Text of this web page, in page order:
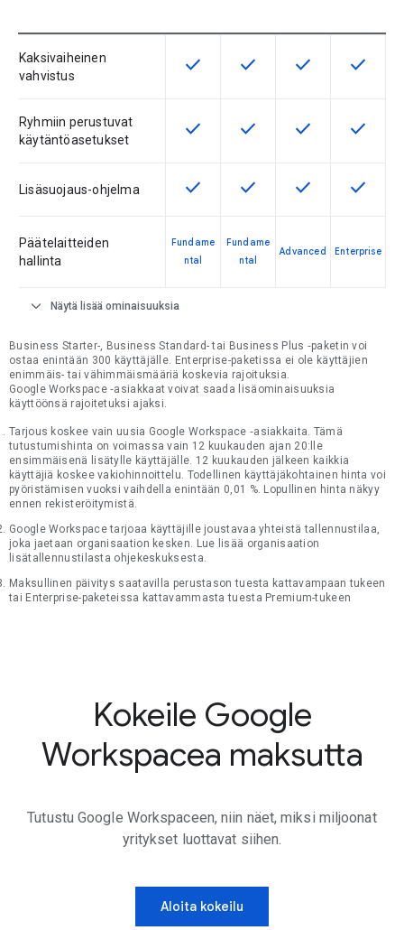
Kaksivaiheinen
vahvistus
Tämä ominaisuus on saatavilla
check Tämä ominaisuus on
check Tämä
check Tämä
check
Ryhmiin perustuvat
käytäntöasetukset
Tämä ominaisuus on saatavilla
check Tämä ominaisuus on
check Tämä
check Tämä
check
Lisäsuojaus-ohjelma Tämä ominaisuus on saatavilla
check Tämä ominaisuus on
check Tämä
check Tämä
check
Päätelaitteiden
hallinta
Fundame
ntal
Fundame
ntal
Advanced Enterprise
expand_more Näytä lisää ominaisuuksia
Business Starter-, Business Standard- tai Business Plus ‑paketin voi
ostaa enintään 300 käyttäjälle. Enterprise-paketissa ei ole käyttäjien
enimmäis- tai vähimmäismääriä koskevia rajoituksia.
Google Workspace ‑asiakkaat voivat saada lisäominaisuuksia
käyttöönsä rajoitetuksi ajaksi.
Tarjous koskee vain uusia Google Workspace ‑asiakkaita. Tämä
tutustumishinta on voimassa vain 12 kuukauden ajan 20:lle
ensimmäisenä lisätylle käyttäjälle. 12 kuukauden jälkeen kaikkia
käyttäjiä koskee vakiohinnoittelu. Todellinen käyttäjäkohtainen hinta voi
pyöristämisen vuoksi vaihdella enintään 0,01 %. Lopullinen hinta näkyy
ennen rekisteröitymistä.
Google Workspace tarjoaa käyttäjille joustavaa yhteistä tallennustilaa,
joka jaetaan organisaation kesken. Lue lisää organisaation
lisätallennustilasta ohjekeskuksesta.
Maksullinen päivitys saatavilla perustason tuesta kattavampaan tukeen
tai Enterprise-paketeissa kattavammasta tuesta Premium-tukeen
Kokeile Google
Workspacea maksutta
Tutustu Google Workspaceen, niin näet, miksi miljoonat
yritykset luottavat siihen.
Aloita kokeilu